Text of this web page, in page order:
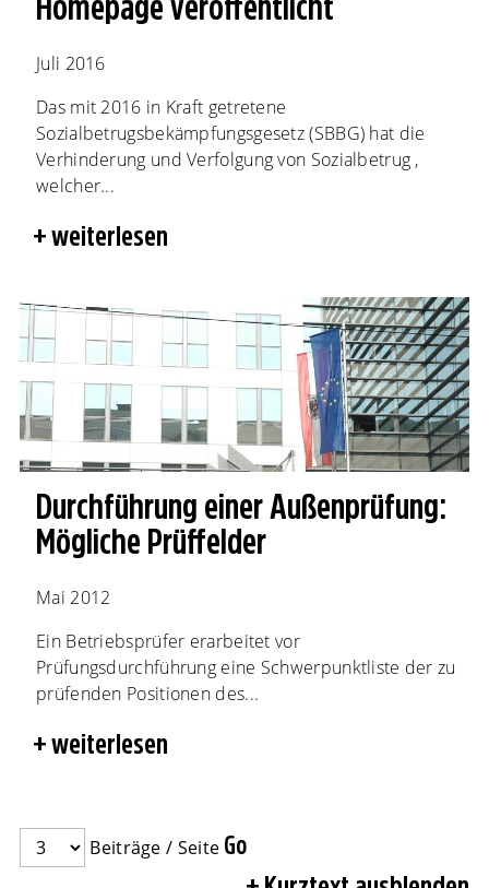
Homepage veröffentlicht
Juli 2016
Das mit 2016 in Kraft getretene
Sozialbetrugsbekämpfungsgesetz (SBBG) hat die
Verhinderung und Verfolgung von Sozialbetrug ,
welcher...
weiterlesen
Durchführung einer Außenprüfung:
Mögliche Prüffelder
Mai 2012
Ein Betriebsprüfer erarbeitet vor
Prüfungsdurchführung eine Schwerpunktliste der zu
prüfenden Positionen des...
weiterlesen
Beiträge / Seite